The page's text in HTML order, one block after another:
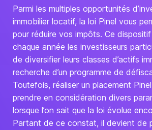
Parmi les multiples opportunités
immobilier locatif, la loi Pinel vous
pour réduire vos impôts. Ce
chaque année les investisseurs
de diversifier leurs classes d’actifs
recherche d’un programme de
Toutefois, réaliser un placement
prendre en considération divers
lorsque l’on sait que la loi évolue
Partant de ce constat, il devient de